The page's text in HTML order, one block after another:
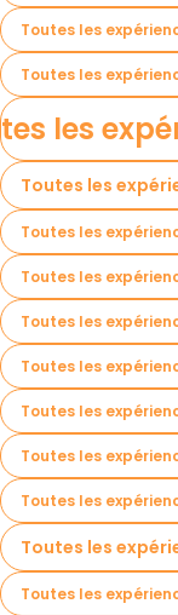
Toutes les
Toutes les
les
Toutes les
Toutes les
Toutes les
Toutes les
Toutes les
Toutes les
Toutes les
Toutes les
Toutes les
Toutes les